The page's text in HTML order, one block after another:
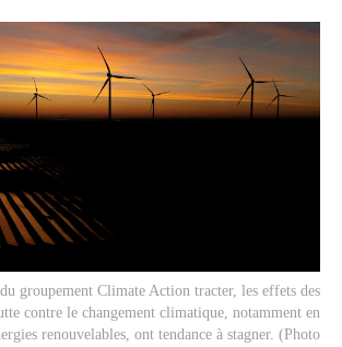
groupement Climate Action tracter, les effets des
contre le changement climatique, notamment en
renouvelables, ont tendance à stagner. (Photo